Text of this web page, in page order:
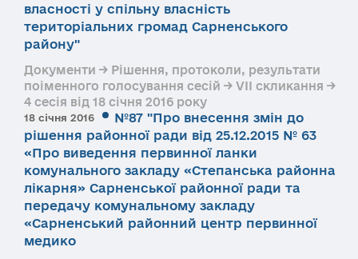
власності у спільну власність
територіальних громад Сарненського
району"
Документи → Рішення, протоколи, результати
поіменного голосування сесій → VII скликання →
4 сесія від 18 січня 2016 року
18 січня 2016
№87 "Про внесення змін до
рішення районної ради від 25.12.2015 № 63
«Про виведення первинної ланки
комунального закладу «Степанська районна
лікарня» Сарненської районної ради та
передачу комунальному закладу
«Сарненський районний центр первинної
медико